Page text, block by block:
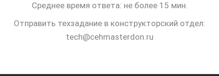
Среднее время ответа: не более 15 мин.
Отправить техзадание в конструкторский отдел:
tech@cehmasterdon.ru